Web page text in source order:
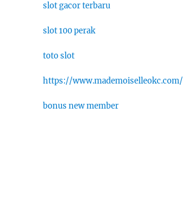
slot gacor terbaru
slot 100 perak
toto slot
https://www.mademoiselleokc.com/
bonus new member